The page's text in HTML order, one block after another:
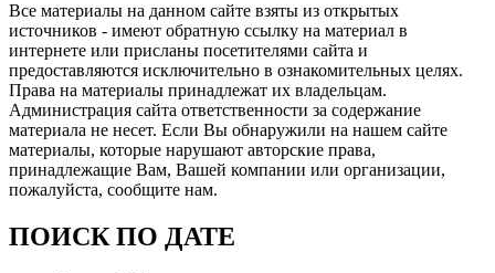
Все материалы на данном сайте взяты из открытых
источников - имеют обратную ссылку на материал в
интернете или присланы посетителями сайта и
предоставляются исключительно в ознакомительных целях.
Права на материалы принадлежат их владельцам.
Администрация сайта ответственности за содержание
материала не несет. Если Вы обнаружили на нашем сайте
материалы, которые нарушают авторские права,
принадлежащие Вам, Вашей компании или организации,
пожалуйста, сообщите нам.
ПОИСК ПО ДАТЕ